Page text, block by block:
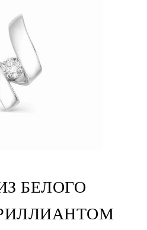
БЕЛОГО